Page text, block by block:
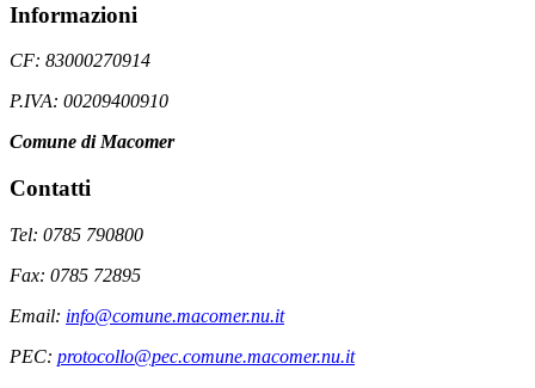
Informazioni
CF: 83000270914
P.IVA: 00209400910
Comune di Macomer
Contatti
Tel: 0785 790800
Fax: 0785 72895
Email: info@comune.macomer.nu.it
PEC: protocollo@pec.comune.macomer.nu.it